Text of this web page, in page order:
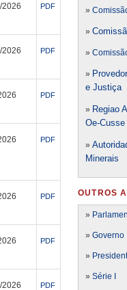
2026 PDF
2026 PDF
PDF
PDF
PDF
PDF
2026 PDF
»
»
»
»
e Justiça
» Regiao
Oe-Cusse
»
Minerais
OUTROS
»
» Governo
»
» Série I